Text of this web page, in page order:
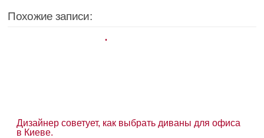
Похожие записи:
Дизайнер советует, как выбрать диваны для офиса
в Киеве.